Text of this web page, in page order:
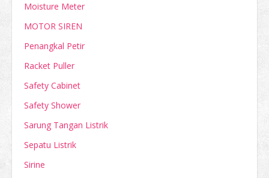
Moisture Meter
MOTOR SIREN
Penangkal Petir
Racket Puller
Safety Cabinet
Safety Shower
Sarung Tangan Listrik
Sepatu Listrik
Sirine